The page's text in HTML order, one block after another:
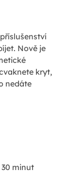
Nově je
kryt,
nedáte
30 minut